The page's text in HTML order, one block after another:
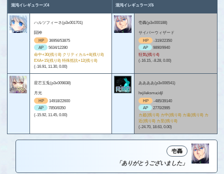
混沌イレギュラーズ4 混沌イレギュラーズ6
ハルツフィーネ(p3x001701)
闘神
HP
36956/53875
AP
5634/12280
命中+30(残り8) クリティカル+8(残り8)
EXA+15(残り8) 特殊抵抗+12(残り8)
(-16.91, 11.30, 0.00)
壱轟(p3x000188)
サイバーウィザード
HP
-319/22350
AP
9890/9940
狂気(残り4)
(-16.15, -8.28, 0.00)
星芒玉兎(p3x009838)
月光
HP
14918/22600
AP
7850/8350
(-15.92, 11.45, 0.00)
ああああ(p3x006541)
hxjileksma;idjl
HP
-485/39140
AP
2770/2995
カ超(残り8) カ中(残り8) カ遠(残り8) カ
近(残り8) カ至(残り8)
(-24.70, 18.63, 0.00)
壱轟
「ありがとうございました」